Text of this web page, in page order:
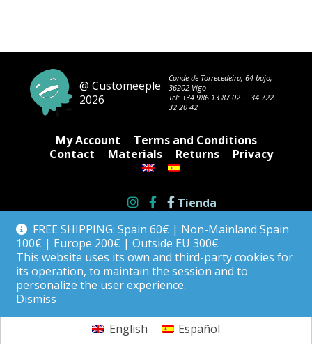
FREE SHIPPING: Spain 60€ | Non-Mainland Spain
100€ | Europe 200€ | Outside EU 300€
This website uses its own and third-party cookies for
its operation, to maintain the session and to
personalize the user experience.
Dismiss
@ Customeeple
2026
Conde de Torrecedeira, 64 bajo,
36202 Vigo
Tel: +34 986 13 87 02· +34 722
32 20 42
My Account
Terms and Conditions
Contact
Materials Returns Privacy
Tienda
English Español